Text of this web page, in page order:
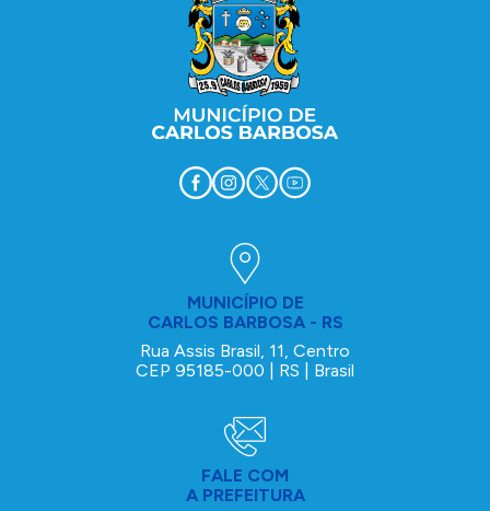
MUNICÍPIO DE
CARLOS BARBOSA - RS
Rua Assis Brasil, 11, Centro
CEP 95185-000 | RS | Brasil
FALE COM
A PREFEITURA